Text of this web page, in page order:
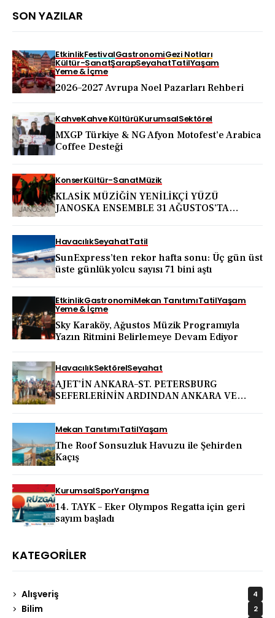
SON YAZILAR
EtkinlikFestivalGastronomiGezi Notları
Kültür-SanatŞarapSeyahatTatilYaşam
Yeme & İçme
2026–2027 Avrupa Noel Pazarları Rehberi
KahveKahve KültürüKurumsalSektörel
MXGP Türkiye & NG Afyon Motofest’e Arabica
Coffee Desteği
KonserKültür-SanatMüzik
KLASİK MÜZİĞİN YENİLİKÇİ YÜZÜ
JANOSKA ENSEMBLE 31 AĞUSTOS’TA
HavacılıkSeyahatTatil
SunExpress’ten rekor hafta sonu: Üç gün üst
üste günlük yolcu sayısı 71 bini aştı
EtkinlikGastronomiMekan TanıtımıTatilYaşam
Yeme & İçme
Sky Karaköy, Ağustos Müzik Programıyla
Yazın Ritmini Belirlemeye Devam Ediyor
HavacılıkSektörelSeyahat
AJET’İN ANKARA–ST. PETERSBURG
SEFERLERİNİN ARDINDAN ANKARA VE
Mekan TanıtımıTatilYaşam
The Roof Sonsuzluk Havuzu ile Şehirden
Kaçış
KurumsalSporYarışma
14. TAYK – Eker Olympos Regatta için geri
sayım başladı
KATEGORILER
Alışveriş 4
Bilim 2